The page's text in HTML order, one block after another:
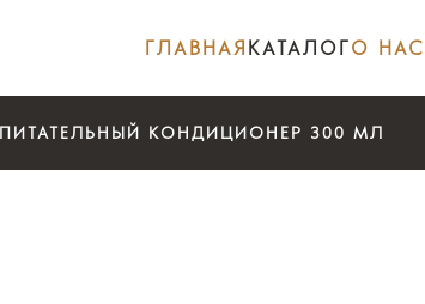
ГЛАВНАЯ КАТАЛОГО НАС
ПИТАТЕЛЬНЫЙ КОНДИЦИОНЕР 300 МЛ